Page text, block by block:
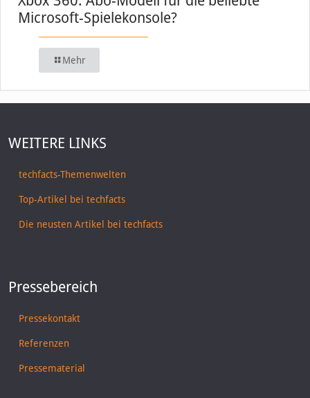
Microsoft-Spielekonsole?
Mehr
WEITERE LINKS
techfacts-Themenwelten
Top-Artikel bei techfacts
Die neusten Artikel bei techfacts
Pressebereich
Pressekontakt
Referenzen
Pressematerial